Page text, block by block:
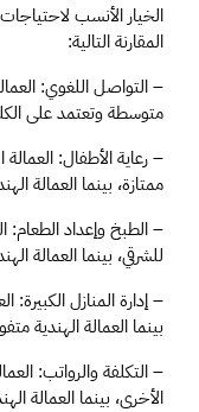
المقارنة التالية:
متوسطة وتعتمد على
ممتازة، بينما العمالة
للشرقي، بينما العمالة
بينما العمالة الهندية
الأخرى، بينما العمالة